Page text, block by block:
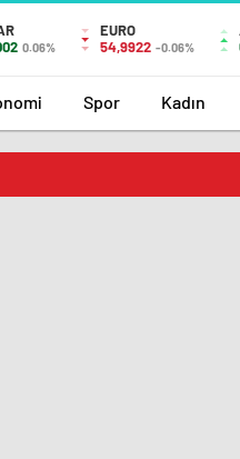
0.06%
EURO
54,9922 -0.06%
Spor Kadın